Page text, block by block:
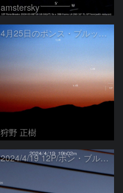
amstersky
4月25日のポンス・ブルックス彗星(12P)
狩野 正樹
2024/4/19 12P/ポン・ブルックス彗星・木星・天王星